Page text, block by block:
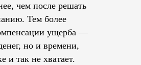
чем после решать
Тем более
ущерба —
но и времени,
и так не хватает.